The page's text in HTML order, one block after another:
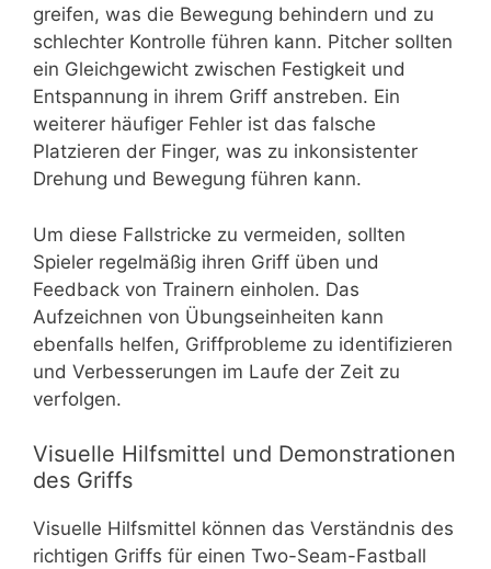
greifen, was die Bewegung behindern und zu
schlechter Kontrolle führen kann. Pitcher sollten
ein Gleichgewicht zwischen Festigkeit und
Entspannung in ihrem Griff anstreben. Ein
weiterer häufiger Fehler ist das falsche
Platzieren der Finger, was zu inkonsistenter
Drehung und Bewegung führen kann.
Um diese Fallstricke zu vermeiden, sollten
Spieler regelmäßig ihren Griff üben und
Feedback von Trainern einholen. Das
Aufzeichnen von Übungseinheiten kann
ebenfalls helfen, Griffprobleme zu identifizieren
und Verbesserungen im Laufe der Zeit zu
verfolgen.
Visuelle Hilfsmittel und Demonstrationen
des Griffs
Visuelle Hilfsmittel können das Verständnis des
richtigen Griffs für einen Two-Seam-Fastball